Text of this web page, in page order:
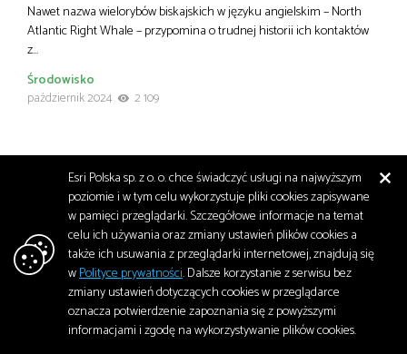
Nawet nazwa wielorybów biskajskich w języku angielskim – North
Atlantic Right Whale – przypomina o trudnej historii ich kontaktów
z…
Środowisko
październik 2024
2 109
Rafy koralowe na rozdrożu: „Każdy koralowiec,
Esri Polska sp. z o. o. chce świadczyć usługi na najwyższym
poziomie i w tym celu wykorzystuje pliki cookies zapisywane
w pamięci przeglądarki. Szczegółowe informacje na temat
celu ich używania oraz zmiany ustawień plików cookies a
także ich usuwania z przeglądarki internetowej, znajdują się
wPolityce prywatności. Dalsze korzystanie z serwisu bez
zmiany ustawień dotyczących cookies w przeglądarce
oznacza potwierdzenie zapoznania się z powyższymi
informacjami i zgodę na wykorzystywanie plików cookies.